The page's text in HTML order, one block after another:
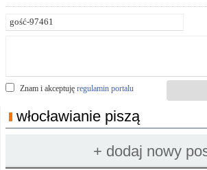
Znam i akceptuję regulamin portalu
włocławianie piszą